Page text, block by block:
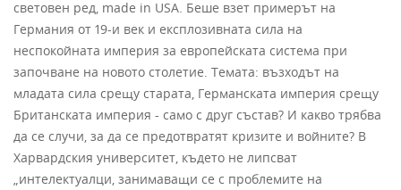
световен ред, made in USA. Беше взет примерът на
Германия от 19-и век и експлозивната сила на
неспокойната империя за европейската система при
започване на новото столетие. Темата: възходът на
младата сила срещу старата, Германската империя срещу
Британската империя - само с друг състав? И какво трябва
да се случи, за да се предотвратят кризите и войните? В
Харвардския университет, където не липсват
„интелектуалци, занимаващи се с проблемите на